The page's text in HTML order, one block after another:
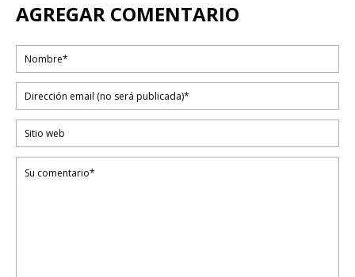
AGREGAR COMENTARIO